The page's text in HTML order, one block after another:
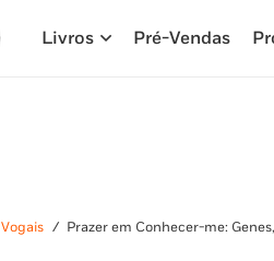
Livros Pré-Vendas
Vogais / Prazer em Conhecer-me: